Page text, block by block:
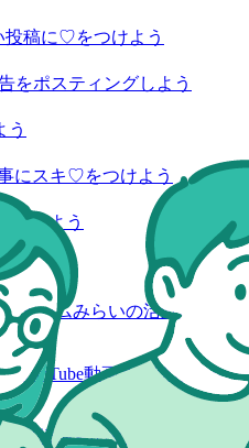
投稿に♡をつけよう
をポスティングしよう
う
にスキ♡をつけよう
ーしよう
チームみらいの活動報告を
YouTube動画を視聴しよう」
立候補者のSNSをフォロー